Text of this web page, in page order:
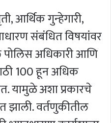
आर्थिक गुन्हेगारी,
संबंधित विषयांवर
पोलिस अधिकारी आणि
100 हून अधिक
यामुळे अशा प्रकारचे
वर्तणुकीतील